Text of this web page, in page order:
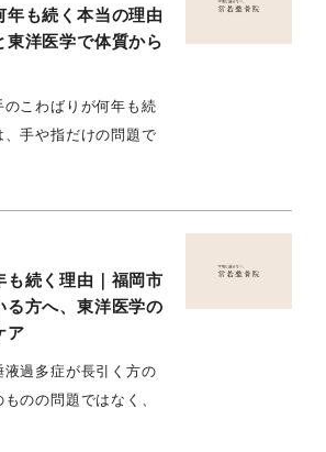
も続く本当の理由
東洋医学で体質から
こわばりが何年も続
手や指だけの問題で
続く理由｜福岡市
方へ、東洋医学の
ア
過多症が長引く方の
のの問題ではなく、